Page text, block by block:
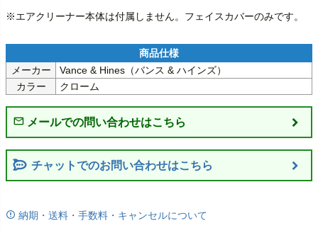
※エアクリーナー本体は付属しません。フェイスカバーのみです。
メーカー
Vance & Hines（バンス & ハインズ）
カラー
クローム
チャットでのお問い合わせはこちら
納期・送料・手数料・キャンセルについて